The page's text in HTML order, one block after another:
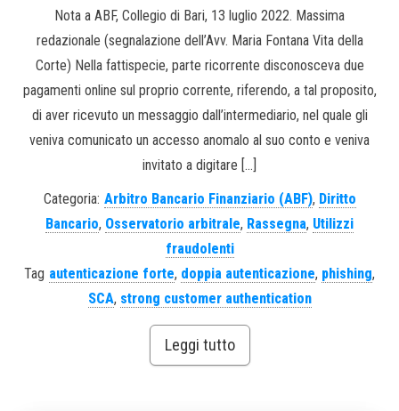
Nota a ABF, Collegio di Bari, 13 luglio 2022. Massima
redazionale (segnalazione dell’Avv. Maria Fontana Vita della
Corte) Nella fattispecie, parte ricorrente disconosceva due
pagamenti online sul proprio corrente, riferendo, a tal proposito,
di aver ricevuto un messaggio dall’intermediario, nel quale gli
veniva comunicato un accesso anomalo al suo conto e veniva
invitato a digitare […]
Categoria: Arbitro Bancario Finanziario (ABF), Diritto
Bancario, Osservatorio arbitrale, Rassegna, Utilizzi
fraudolenti
Tag autenticazione forte, doppia autenticazione, phishing,
SCA, strong customer authentication
Leggi tutto